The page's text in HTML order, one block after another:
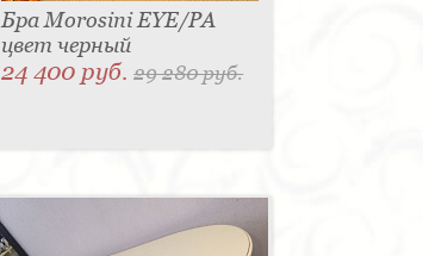
Бра Morosini EYE/PA
цвет черный
24 400 руб.29 280 руб.